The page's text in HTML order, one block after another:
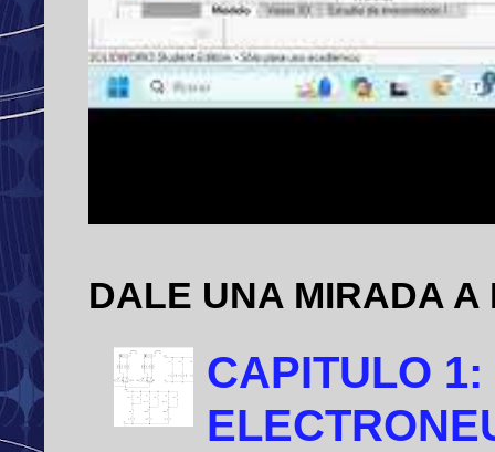
DALE UNA MIRADA
CAPITULO